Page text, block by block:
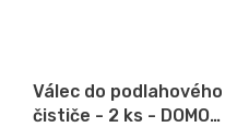
Válec do podlahového
čističe - 2 ks - DOMO